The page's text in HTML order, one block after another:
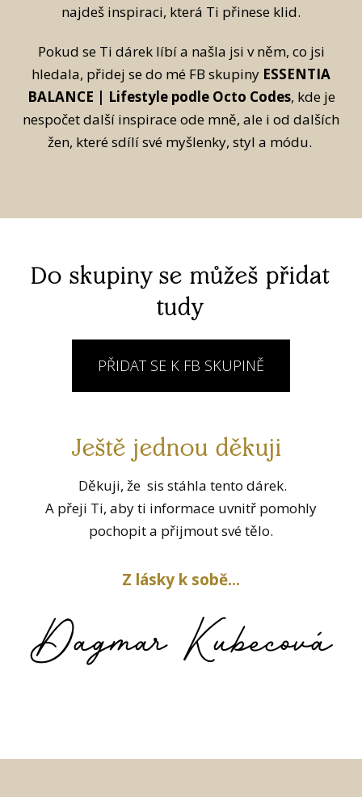
najdeš inspiraci, která Ti přinese klid.
Pokud se Ti dárek líbí a našla jsi v něm, co jsi
hledala, přidej se do mé FB skupiny ESSENTIA
BALANCE | Lifestyle podle Octo Codes, kde je
nespočet další inspirace ode mně, ale i od dalších
žen, které sdílí své myšlenky, styl a módu.
Do skupiny se můžeš přidat
tudy
PŘIDAT SE K FB SKUPINĚ
Ještě jednou děkuji
Děkuji, že sis stáhla tento dárek.
A přeji Ti, aby ti informace uvnitř pomohly
pochopit a přijmout své tělo.
Z lásky k sobě...
Dagmar Kubecová